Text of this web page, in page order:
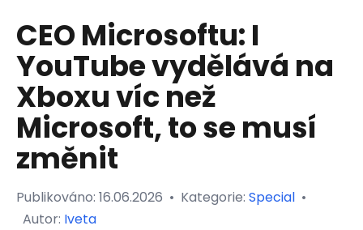
CEO Microsoftu: I
YouTube vydělává na
Xboxu víc než
Microsoft, to se musí
změnit
Publikováno: 16.06.2026 • Kategorie: Special •
Autor: Iveta